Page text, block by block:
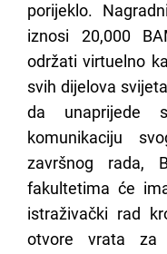
porijeklo.
iznosi 20,000
održati virtuelno
svih dijelova
da unaprijede
komunikaciju
završnog rada,
fakultetima će
istraživački rad
otvore vrata za